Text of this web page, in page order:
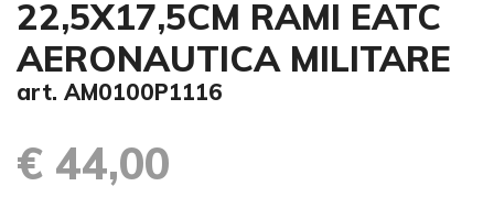
22,5X17,5CM RAMI EATC
AERONAUTICA MILITARE
art. AM0100P1116
€ 44,00